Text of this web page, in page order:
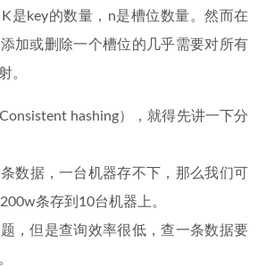
是key的数量，n是槽位数量。然而在
加或删除一个槽位的几乎需要对所有
。
hashing），就得先讲一下分
数据，一台机器存不下，那么我们可
条存到10台机器上。
，但是查询效率很低，查一条数据要